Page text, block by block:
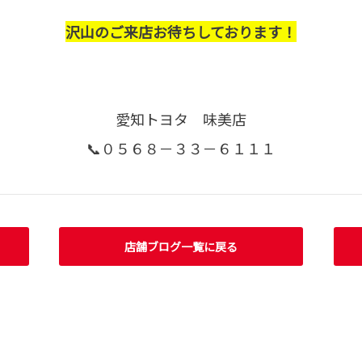
沢山のご来店お待ちしております！
愛知トヨタ 味美店
📞０５６８－３３－６１１１
店舗ブログ一覧に戻る